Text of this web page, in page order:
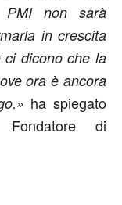
PMI non sarà
in crescita
ci dicono che la
ora è ancora
ha spiegato
di